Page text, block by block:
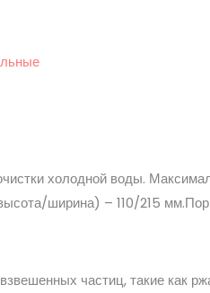
холодной воды.
ширина) – 110/215
частиц, такие как